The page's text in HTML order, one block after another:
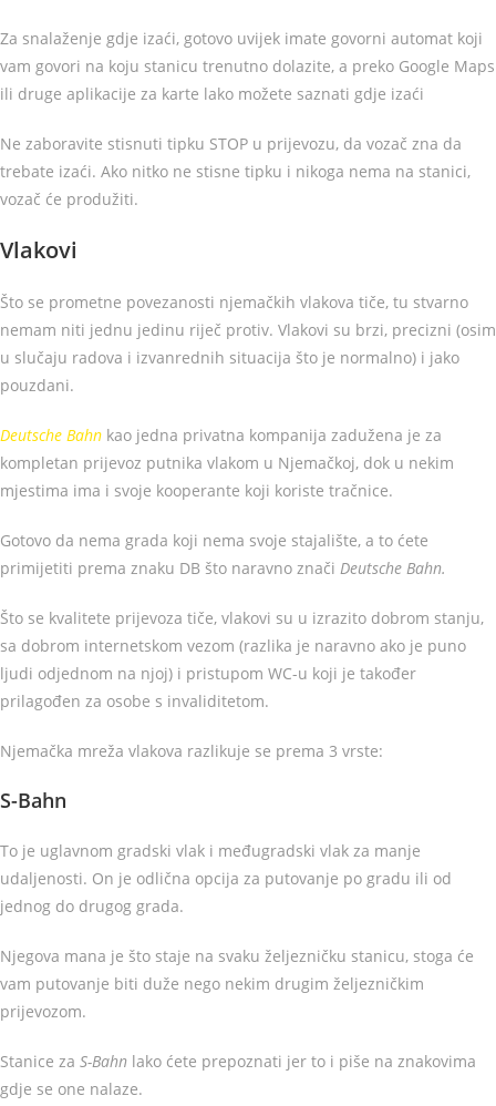
Za snalaženje gdje izaći, gotovo uvijek imate govorni automat koji
vam govori na koju stanicu trenutno dolazite, a preko Google Maps
ili druge aplikacije za karte lako možete saznati gdje izaći
Ne zaboravite stisnuti tipku STOP u prijevozu, da vozač zna da
trebate izaći. Ako nitko ne stisne tipku i nikoga nema na stanici,
vozač će produžiti.
Vlakovi
Što se prometne povezanosti njemačkih vlakova tiče, tu stvarno
nemam niti jednu jedinu riječ protiv. Vlakovi su brzi, precizni (osim
u slučaju radova i izvanrednih situacija što je normalno) i jako
pouzdani.
Deutsche Bahn kao jedna privatna kompanija zadužena je za
kompletan prijevoz putnika vlakom u Njemačkoj, dok u nekim
mjestima ima i svoje kooperante koji koriste tračnice.
Gotovo da nema grada koji nema svoje stajalište, a to ćete
primijetiti prema znaku DB što naravno znači Deutsche Bahn.
Što se kvalitete prijevoza tiče, vlakovi su u izrazito dobrom stanju,
sa dobrom internetskom vezom (razlika je naravno ako je puno
ljudi odjednom na njoj) i pristupom WC-u koji je također
prilagođen za osobe s invaliditetom.
Njemačka mreža vlakova razlikuje se prema 3 vrste:
S-Bahn
To je uglavnom gradski vlak i međugradski vlak za manje
udaljenosti. On je odlična opcija za putovanje po gradu ili od
jednog do drugog grada.
Njegova mana je što staje na svaku željezničku stanicu, stoga će
vam putovanje biti duže nego nekim drugim željezničkim
prijevozom.
Stanice za S-Bahn lako ćete prepoznati jer to i piše na znakovima
gdje se one nalaze.